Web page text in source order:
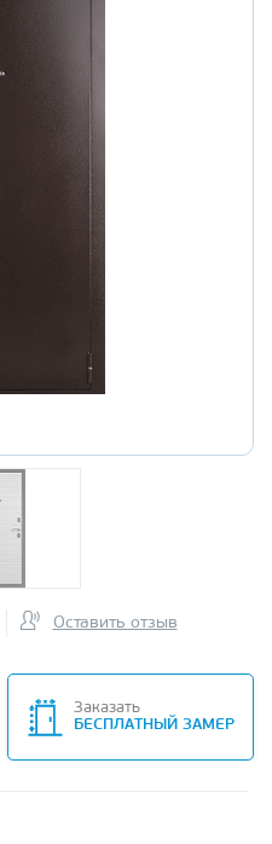
Оставить отзыв
Заказать
БЕСПЛАТНЫЙ ЗАМЕР